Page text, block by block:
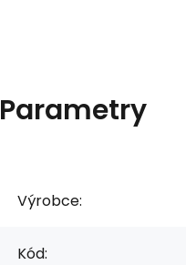
Parametry
Výrobce:
Kód: